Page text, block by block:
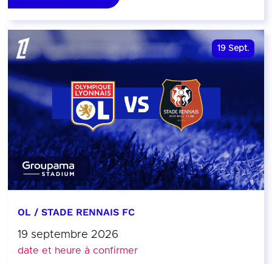
19 Sept.
OL / STADE RENNAIS FC
19 septembre 2026
date et heure à confirmer